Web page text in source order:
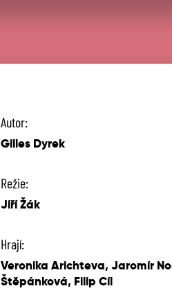
Autor:
Gilles Dyrek
Režie:
Jiří Žák
Hrají:
Veronika Arichteva, Jaromír
Štěpánková, Filip Cíl